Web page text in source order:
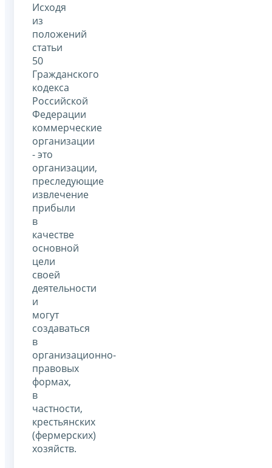
Исходя
из
положений
статьи
50
Гражданского
кодекса
Российской
Федерации
коммерческие
организации
- это
организации,
преследующие
извлечение
прибыли
в
качестве
основной
цели
своей
деятельности
и
могут
создаваться
в
организационно-
правовых
формах,
в
частности,
крестьянских
(фермерских)
хозяйств.